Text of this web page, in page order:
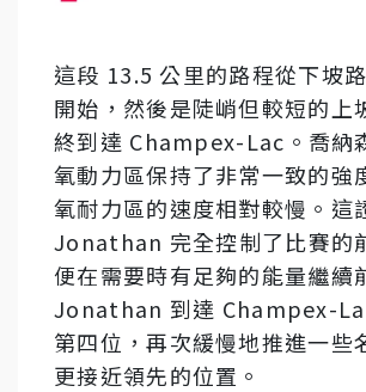
這段 13.5 公里的路程從下坡
開始，然後是陡峭但較短的上
終到達 Champex-Lac。喬納
氧動力區保持了非常一致的強
氧耐力區的速度相對較慢。這
Jonathan 完全控制了比賽的
便在需要時有足夠的能量繼續
Jonathan 到達 Champex-
第四位，再次緩慢地推進一些
更接近領先的位置。